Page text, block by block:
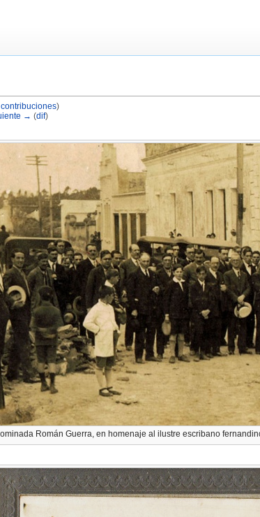
contribuciones)
→ (dif)
Román Guerra, en homenaje al ilustre escribano